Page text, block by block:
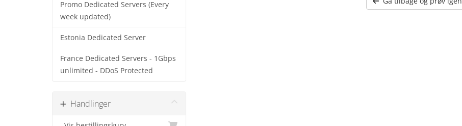
Promo Dedicated Servers (Every
week updated)
Estonia Dedicated Server
France Dedicated Servers - 1Gbps
unlimited - DDoS Protected
Handlinger